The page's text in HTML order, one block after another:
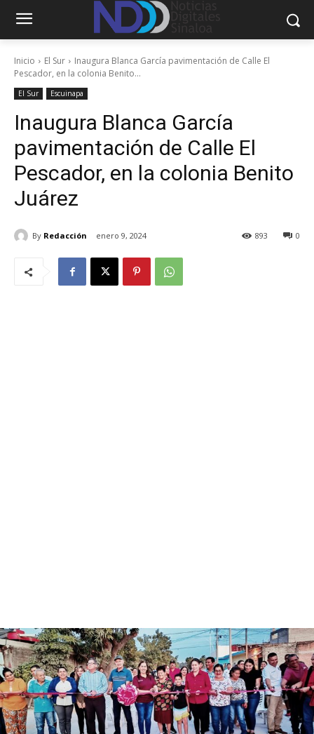
Inicio El Sur
Inaugura Blanca García pavimentación de Calle El
Pescador, en la colonia Benito...
El Sur Escuinapa
Inaugura Blanca García
pavimentación de Calle El
Pescador, en la colonia Benito
Juárez
By Redacción enero 9, 2024 0
893